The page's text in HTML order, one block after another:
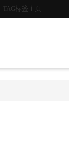
TAG标签主页